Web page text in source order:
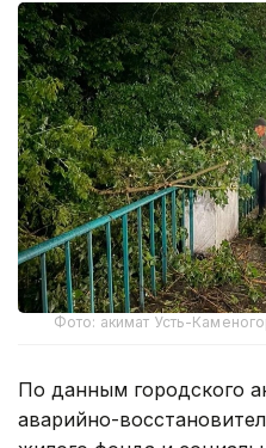
Фото: акимат Усть-
По данным городского
аварийно-